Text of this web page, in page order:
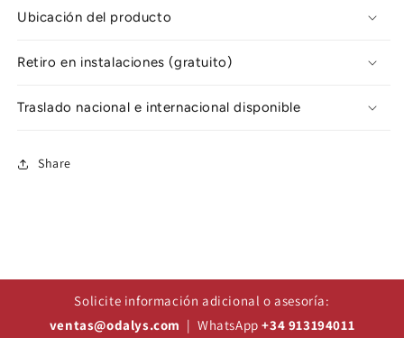
Ubicación del producto
Retiro en instalaciones (gratuito)
Traslado nacional e internacional disponible
Share
Solicite información adicional o asesoría:
ventas@odalys.com | WhatsApp+34 913194011